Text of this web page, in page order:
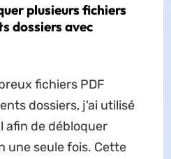
plusieurs fichiers
dossiers avec
fichiers PDF
dossiers, j'ai utilisé
afin de débloquer
une seule fois. Cette